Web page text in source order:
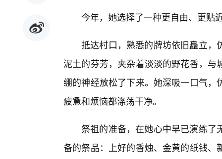
今年，她选择了一种更自由、更贴
抵达村口，熟悉的牌坊依旧矗立，
泥土的芬芳，夹杂着淡淡的野花香，
绷的神经放松了下来。她深吸一口气
疲惫和烦恼都涤荡干净。
祭祖的准备，在她心中早已演练
备的祭品：上好的香烛、金黄的纸钱